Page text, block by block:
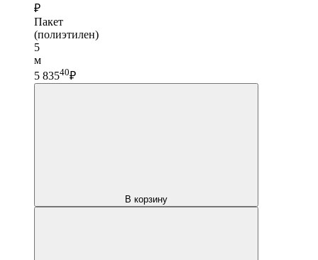
₽
Пакет
(полиэтилен)
5
м
5 83540₽
В корзину